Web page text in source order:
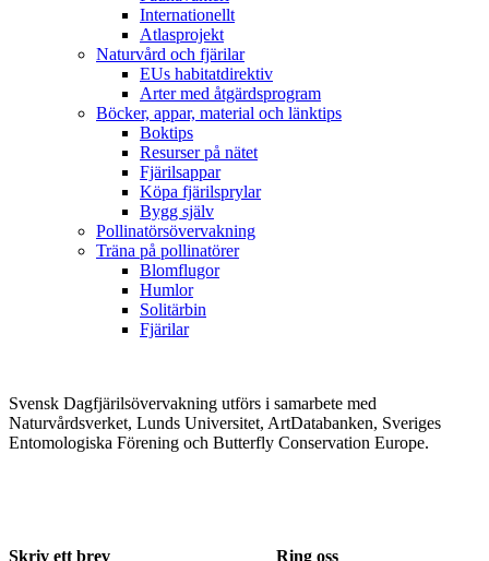
Internationellt
Atlasprojekt
Naturvård och fjärilar
EUs habitatdirektiv
Arter med åtgärdsprogram
Böcker, appar, material och länktips
Boktips
Resurser på nätet
Fjärilsappar
Köpa fjärilsprylar
Bygg själv
Pollinatörsövervakning
Träna på pollinatörer
Blomflugor
Humlor
Solitärbin
Fjärilar
Svensk Dagfjärilsövervakning utförs i samarbete med
Naturvårdsverket, Lunds Universitet, ArtDatabanken, Sveriges
Entomologiska Förening och Butterfly Conservation Europe.
Skriv ett brev Ring oss